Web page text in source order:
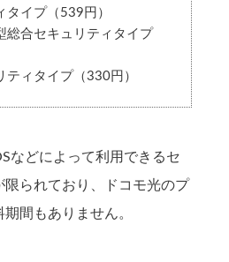
タイプ（539円）
総合セキュリティタイプ
ティタイプ（330円）
などによって利用できるセ
限られており、ドコモ光のプ
間もありません。